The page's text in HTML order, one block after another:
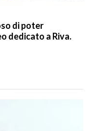
di poter
dedicato a Riva.